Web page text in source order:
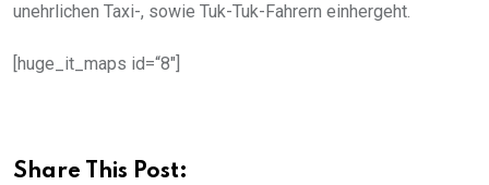
unehrlichen Taxi-, sowie Tuk-Tuk-Fahrern einhergeht.
[huge_it_maps id=“8″]
Share This Post: